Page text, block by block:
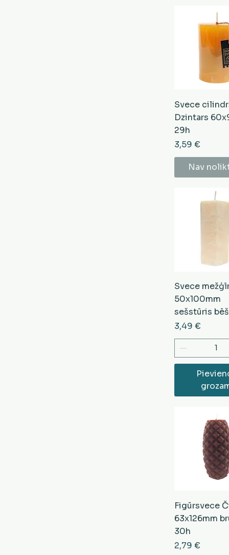
Svece
Dzintars
29h
Cena
3,59 €
Nav
Svece
50x100mm
sešstūris
Cena
3,49 €
Figūrsvece
63x126mm
30h
Cena
2,79 €